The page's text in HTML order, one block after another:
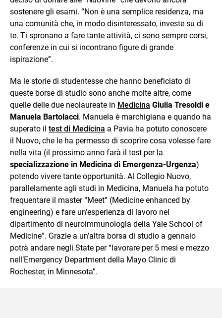
sostenere gli esami. “Non è una semplice residenza, ma
una comunità che, in modo disinteressato, investe su di
te. Ti spronano a fare tante attività, ci sono sempre corsi,
conferenze in cui si incontrano figure di grande
ispirazione”.
Ma le storie di studentesse che hanno beneficiato di
queste borse di studio sono anche molte altre, come
quelle delle due neolaureate in Medicina Giulia Tresoldi e
Manuela Bartolacci. Manuela è marchigiana e quando ha
superato il test di Medicina a Pavia ha potuto conoscere
il Nuovo, che le ha permesso di scoprire cosa volesse fare
nella vita (il prossimo anno farà il test per la
specializzazione in Medicina di Emergenza-Urgenza)
potendo vivere tante opportunità. Al Collegio Nuovo,
parallelamente agli studi in Medicina, Manuela ha potuto
frequentare il master “Meet” (Medicine enhanced by
engineering) e fare un’esperienza di lavoro nel
dipartimento di neuroimmunologia della Yale School of
Medicine”. Grazie a un’altra borsa di studio a gennaio
potrà andare negli State per “lavorare per 5 mesi e mezzo
nell’Emergency Department della Mayo Clinic di
Rochester, in Minnesota”.